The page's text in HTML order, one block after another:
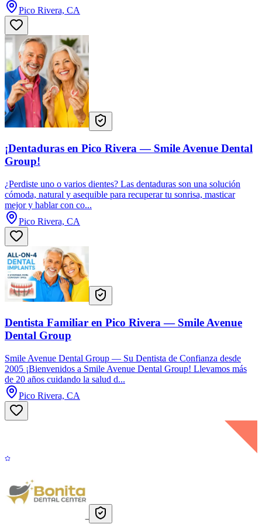
Pico Rivera, CA
¡Dentaduras en Pico Rivera — Smile Avenue Dental
Group!
¿Perdiste uno o varios dientes? Las dentaduras son una solución
cómoda, natural y asequible para recuperar tu sonrisa, masticar
mejor y hablar con co...
Pico Rivera, CA
Dentista Familiar en Pico Rivera — Smile Avenue
Dental Group
Smile Avenue Dental Group — Su Dentista de Confianza desde
2005 ¡Bienvenidos a Smile Avenue Dental Group! Llevamos más
de 20 años cuidando la salud d...
Pico Rivera, CA